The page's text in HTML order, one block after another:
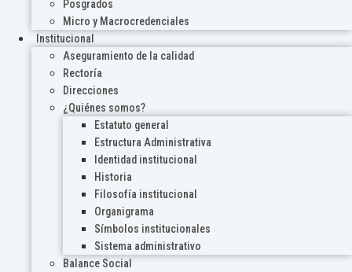
Posgrados
Micro y Macrocredenciales
Institucional
Aseguramiento de la calidad
Rectoría
Direcciones
¿Quiénes somos?
Estatuto general
Estructura Administrativa
Identidad institucional
Historia
Filosofía institucional
Organigrama
Símbolos institucionales
Sistema administrativo
Balance Social